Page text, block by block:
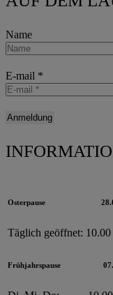
Name
E-mail *
Osterpause
Täglich geöffnet:
Frühjahrspause